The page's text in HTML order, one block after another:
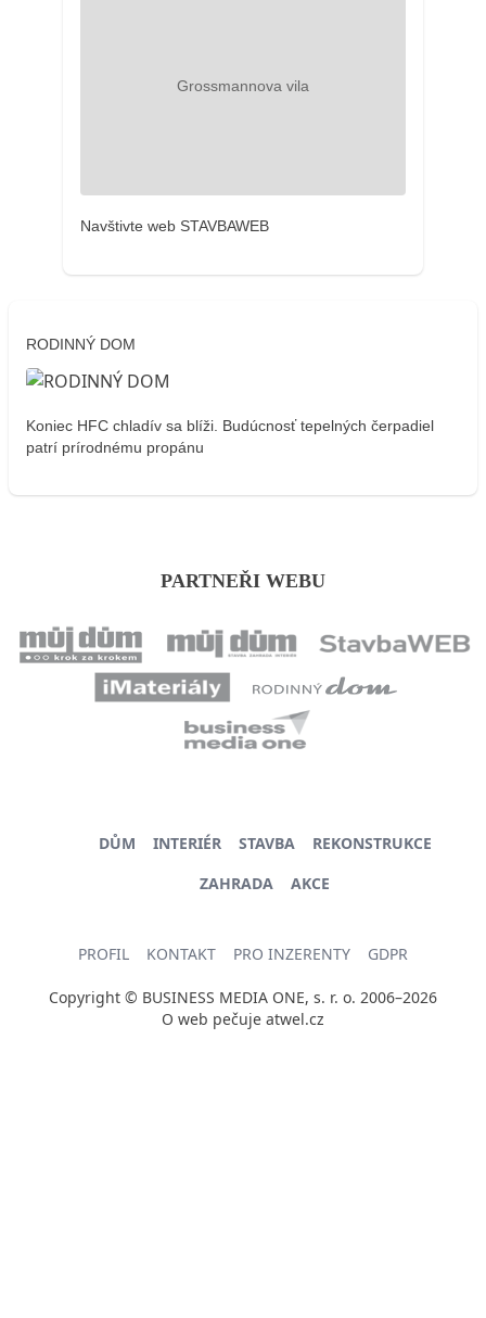
Navštivte web STAVBAWEB
RODINNÝ DOM
Koniec HFC chladív sa blíži. Budúcnosť tepelných čerpadiel
patrí prírodnému propánu
PARTNEŘI WEBU
DŮM INTERIÉR STAVBA
REKONSTRUKCE
ZAHRADA
AKCE
PROFIL KONTAKT PRO INZERENTY GDPR
Copyright © BUSINESS MEDIA ONE, s. r. o. 2006–2026